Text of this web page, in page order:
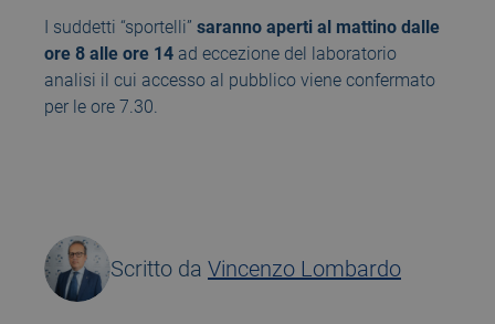
I suddetti “sportelli” saranno aperti al mattino dalle
ore 8 alle ore 14 ad eccezione del laboratorio
analisi il cui accesso al pubblico viene confermato
per le ore 7.30.
Scritto da Vincenzo Lombardo